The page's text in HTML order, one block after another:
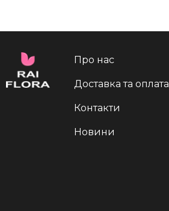
Про нас
Доставка та оплата
Контакти
Новини